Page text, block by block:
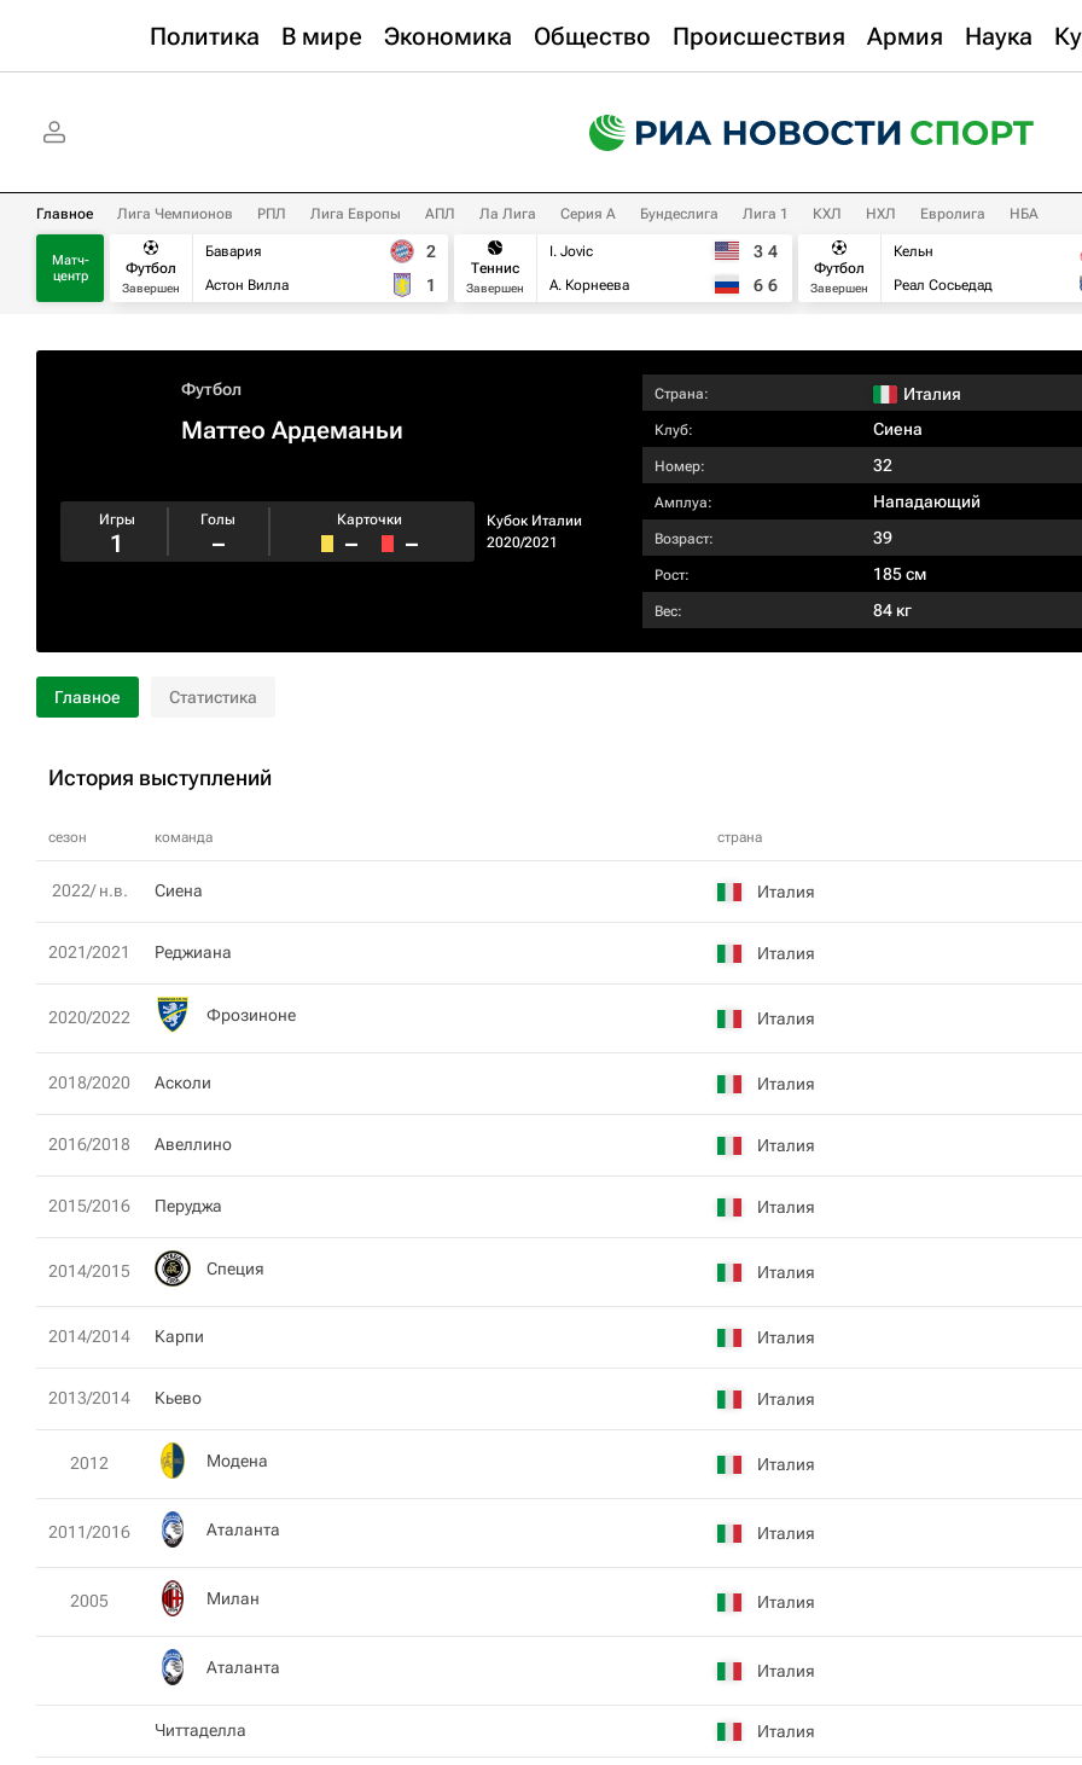
Политика В мире Экономика Общество Происшествия Армия Наука
Главное Лига Чемпионов РПЛ Лига Европы АПЛ Ла Лига Серия А Бундеслига Лига 1 КХЛ НХЛ Евролига НБА
Матч-
центр
Футбол
Завершен
Бавария
Астон Вилла
2
1
Теннис
Завершен
I. Jovic
А. Корнеева
3 4
6 6
Футбол
Завершен
Кельн
Реал Сосьедад
Футбол
Маттео Ардеманьи
Кубок Италии
2020/2021
Игры
1
Голы
–
Карточки
– –
Страна: Италия
Клуб: Сиена
Номер: 32
Амплуа: Нападающий
Возраст: 39
Рост: 185 см
Вес: 84 кг
Главное Статистика
История выступлений
сезон команда страна
2022/ н.в. Сиена Италия
2021/2021 Реджиана Италия
2020/2022 Фрозиноне Италия
2018/2020 Асколи Италия
2016/2018 Авеллино Италия
2015/2016 Перуджа Италия
2014/2015 Специя Италия
2014/2014 Карпи Италия
2013/2014 Кьево Италия
2012 Модена Италия
2011/2016 Аталанта Италия
2005 Милан Италия
Аталанта Италия
Читтаделла Италия